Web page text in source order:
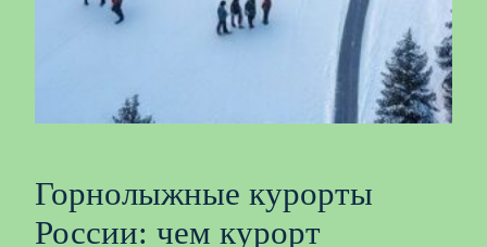
Горнолыжные курорты
России: чем курорт